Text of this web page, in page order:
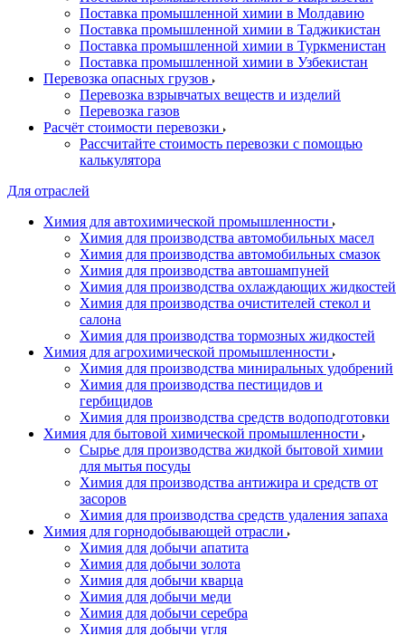
Поставка промышленной химии в Молдавию
Поставка промышленной химии в Таджикистан
Поставка промышленной химии в Туркменистан
Поставка промышленной химии в Узбекистан
Перевозка опасных грузов
Перевозка взрывчатых веществ и изделий
Перевозка газов
Расчёт стоимости перевозки
Рассчитайте стоимость перевозки с помощью
калькулятора
Для отраслей
Химия для автохимической промышленности
Химия для производства автомобильных масел
Химия для производства автомобильных смазок
Химия для производства автошампуней
Химия для производства охлаждающих жидкостей
Химия для производства очистителей стекол и
салона
Химия для производства тормозных жидкостей
Химия для агрохимической промышленности
Химия для производства миниральных удобрений
Химия для производства пестицидов и
гербицидов
Химия для производства средств водоподготовки
Химия для бытовой химической промышленности
Сырье для производства жидкой бытовой химии
для мытья посуды
Химия для производства антижира и средств от
засоров
Химия для производства средств удаления запаха
Химия для горнодобывающей отрасли
Химия для добычи апатита
Химия для добычи золота
Химия для добычи кварца
Химия для добычи меди
Химия для добычи серебра
Химия для добычи угля